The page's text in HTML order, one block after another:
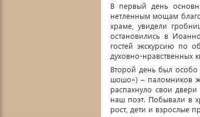
В первый день
нетленным мощам
храме, увидели
остановились в
гостей экскурсию по
духовно-нравственных
Второй день был особо
шошо») – паломников
распахнуло свои
наш поэт. Побывали в
рост, дети и взрослые